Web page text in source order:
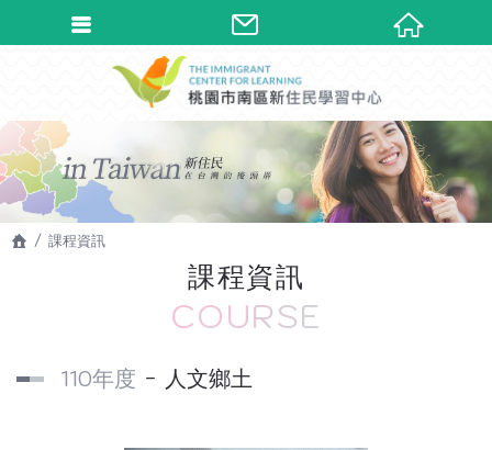
課程資訊
課程資訊
COURSE
110年度 人文鄉土